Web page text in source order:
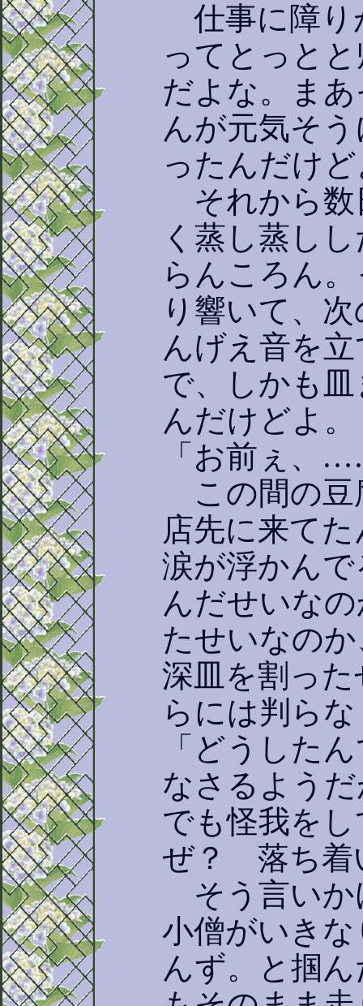
仕事に障り
ってとっと
だよな。ま
んが元気そ
ったんだけ
それから数
く蒸し蒸し
らんころん
り響いて、
んげえ音を
で、しかも
んだけどよ。
「お前ぇ、
この間の豆
店先に来て
涙が浮かん
んだせいな
たせいなの
深皿を割っ
らには判ら
「どうした
なさるよう
でも怪我を
ぜ？ 落ち着
そう言いか
小僧がいき
んず。と掴